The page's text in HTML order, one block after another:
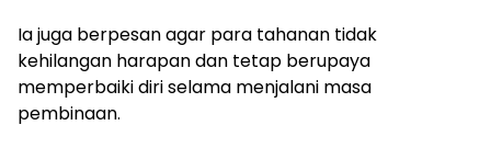
Ia juga berpesan agar para tahanan tidak
kehilangan harapan dan tetap berupaya
memperbaiki diri selama menjalani masa
pembinaan.